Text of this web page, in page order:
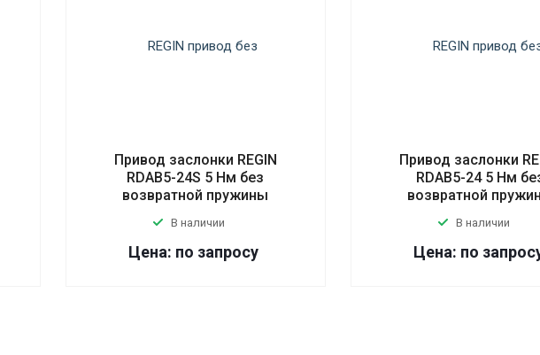
Привод заслонки REGIN
RDAB5-24S 5 Нм без
возвратной пружины
В наличии
Цена: по запросу
Привод заслонки
RDAB5-24 5 Нм
возвратной
В наличии
Цена: по